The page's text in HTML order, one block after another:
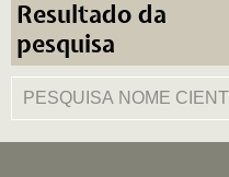
Resultado da
pesquisa